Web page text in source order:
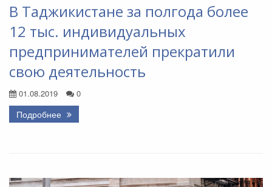
В Таджикистане за полгода более
12 тыс. индивидуальных
предпринимателей прекратили
свою деятельность
01.08.2019 0
Подробнее